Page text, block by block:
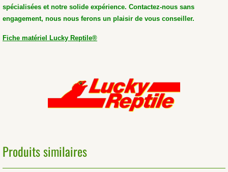
spécialisées et notre solide expérience. Contactez-nous sans
engagement, nous nous ferons un plaisir de vous conseiller.
Fiche matériel Lucky Reptile®
Produits similaires